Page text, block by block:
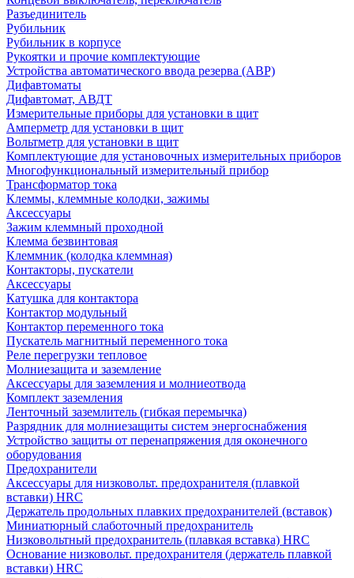
Разъединитель
Рубильник
Рубильник в корпусе
Рукоятки и прочие комплектующие
Устройства автоматического ввода резерва (АВР)
Дифавтоматы
Дифавтомат, АВДТ
Измерительные приборы для установки в щит
Амперметр для установки в щит
Вольтметр для установки в щит
Комплектующие для установочных измерительных приборов
Многофункциональный измерительный прибор
Трансформатор тока
Клеммы, клеммные колодки, зажимы
Аксессуары
Зажим клеммный проходной
Клемма безвинтовая
Клеммник (колодка клеммная)
Контакторы, пускатели
Аксессуары
Катушка для контактора
Контактор модульный
Контактор переменного тока
Пускатель магнитный переменного тока
Реле перегрузки тепловое
Молниезащита и заземление
Аксессуары для заземления и молниеотвода
Комплект заземления
Ленточный заземлитель (гибкая перемычка)
Разрядник для молниезащиты систем энергоснабжения
Устройство защиты от перенапряжения для оконечного
оборудования
Предохранители
Аксессуары для низковольт. предохранителя (плавкой
вставки) HRC
Держатель продольных плавких предохранителей (вставок)
Миниатюрный слаботочный предохранитель
Низковольтный предохранитель (плавкая вставка) HRC
Основание низковольт. предохранителя (держатель плавкой
вставки) HRC